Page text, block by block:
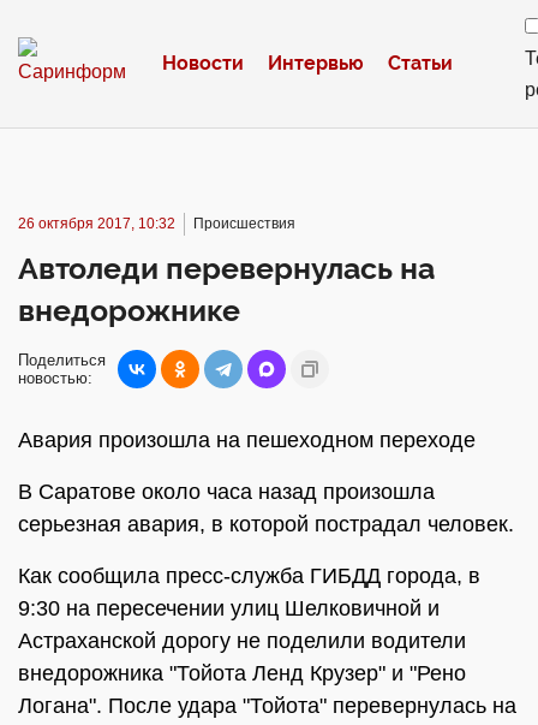
Новости Интервью Статьи
26 октября 2017, 10:32 Происшествия
Автоледи перевернулась на
внедорожнике
Поделиться
новостью:
Авария произошла на пешеходном переходе
В Саратове около часа назад произошла
серьезная авария, в которой пострадал человек.
Как сообщила пресс-служба ГИБДД города, в
9:30 на пересечении улиц Шелковичной и
Астраханской дорогу не поделили водители
внедорожника "Тойота Ленд Крузер" и "Рено
Логана". После удара "Тойота" перевернулась на